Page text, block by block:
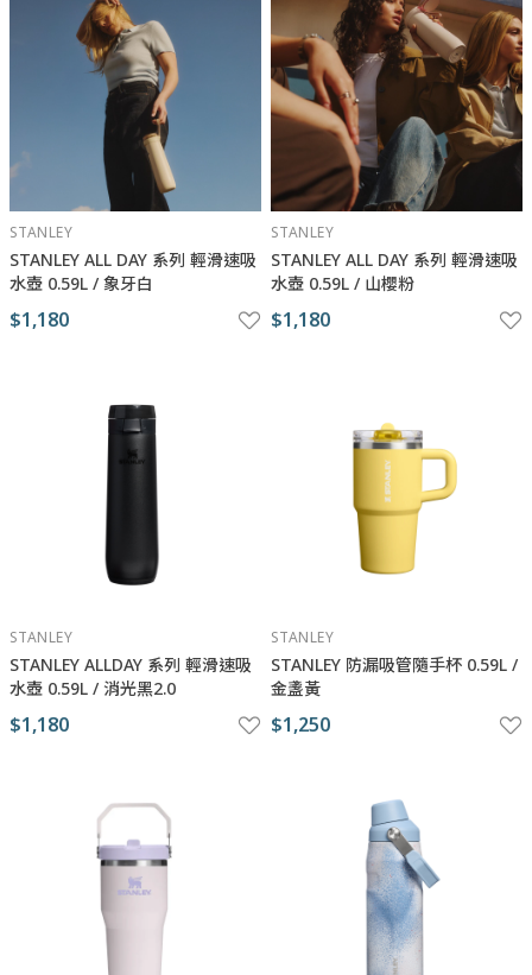
STANLEY
STANLEY ​​​ALL DAY 系列 輕滑速吸
水壺 0.59L / 象牙白
$1,180
STANLEY
STANLEY ​​​ALL DAY 系列 輕滑速吸
水壺 0.59L / 山櫻粉
$1,180
STANLEY
STANLEY ​​​ALLDAY 系列 輕滑速吸
水壺 0.59L / 消光黑2.0
$1,180
STANLEY
STANLEY 防漏吸管隨手杯 0.59L /
金盞黃
$1,250